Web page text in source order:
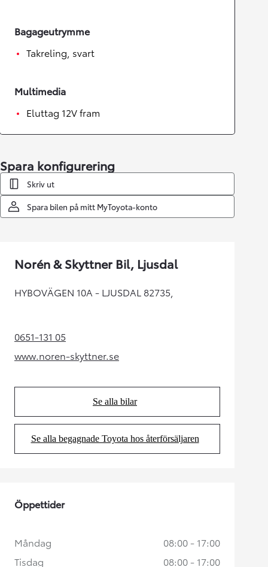
Bagageutrymme
Takreling, svart
Multimedia
Eluttag 12V fram
Spara konfigurering
Skriv ut
Spara bilen på mitt MyToyota-konto
Norén & Skyttner Bil, Ljusdal
HYBOVÄGEN 10A - LJUSDAL 82735,
0651-131 05(Opens in new tab)
www.noren-skyttner.se
(Opens in new tab)
Se alla bilar
(Opens in new tab)
Se alla begagnade Toyota hos återförsäljaren
(Opens in new tab)
Öppettider
Måndag
08:00 - 17:00
Tisdag
08:00 - 17:00